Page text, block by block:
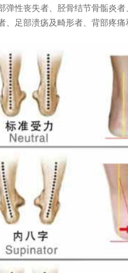
性丧失者、胫骨结节骨骺炎
足部溃疡及畸形者、背部疼